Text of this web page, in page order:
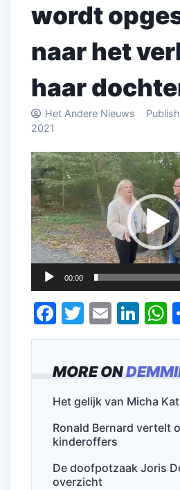
wordt
naar het
haar
Het Andere Nieuws
2021
MORE ON
Het gelijk van Micha Kat
Ronald Bernard vertelt
kinderoffers
De doofpotzaak Joris
overzicht
Videospeler
00:00
F
a
e
b
o
o
k
T
w
er
E
m
l
Li
n
e
dI
n
h
s
A
p